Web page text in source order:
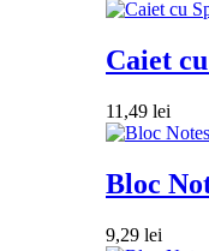
Caiet
11,49 lei
Bloc
9,29 lei